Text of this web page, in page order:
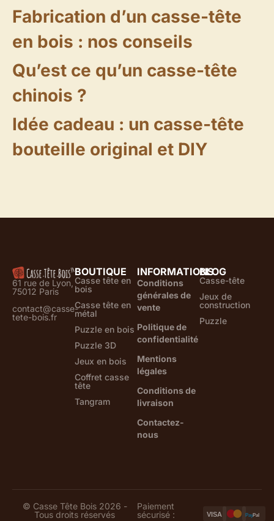
Fabrication d’un casse-tête
en bois : nos conseils
Qu’est ce qu’un casse-tête
chinois ?
Idée cadeau : un casse-tête
bouteille original et DIY
61 rue de Lyon,
75012 Paris
contact@casse-
tete-bois.fr
BOUTIQUE
Casse tête en
bois
Casse tête en
métal
Puzzle en bois
Puzzle 3D
Jeux en bois
Coffret casse
tête
Tangram
INFORMATIONS
Conditions
générales de
vente
Politique de
confidentialité
Mentions
légales
Conditions de
livraison
Contactez-
nous
BLOG
Casse-tête
Jeux de
construction
Puzzle
© Casse Tête Bois 2026 -
Tous droits réservés
Paiement
sécurisé :
VISA PayPal